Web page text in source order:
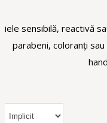
sensibilă, reactivă
parabeni, coloranți